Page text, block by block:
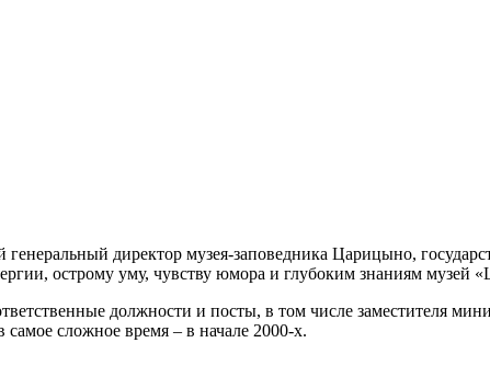
директор музея-заповедника Царицыно,
острому уму, чувству юмора и глубоким знаниям музей
должности и посты, в том числе заместителя
сложное время – в начале 2000-х.